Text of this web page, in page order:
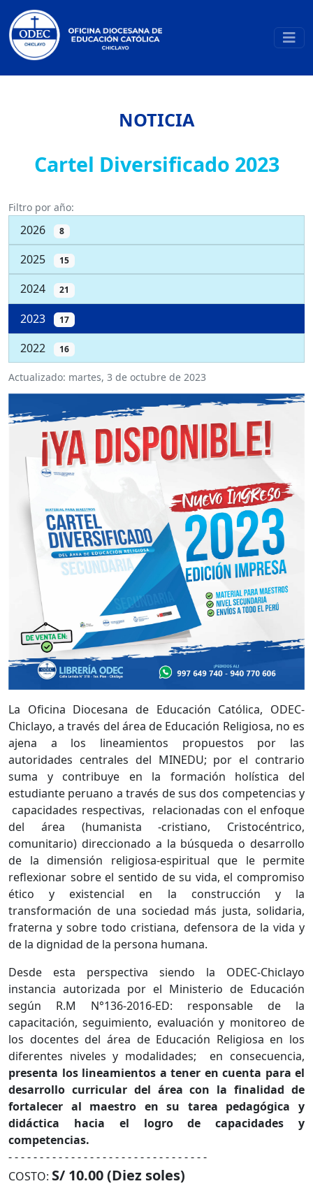
NOTICIA
Cartel Diversificado 2023
Filtro por año:
2026 8
2025 15
2024 21
2023 17
2022 16
Actualizado: martes, 3 de octubre de 2023
La Oficina Diocesana de Educación Católica, ODEC-
Chiclayo, a través del área de Educación Religiosa, no es
ajena a los lineamientos propuestos por las
autoridades centrales del MINEDU; por el contrario
suma y contribuye en la formación holística del
estudiante peruano a través de sus dos competencias y
capacidades respectivas, relacionadas con el enfoque
del área (humanista -cristiano, Cristocéntrico,
comunitario) direccionado a la búsqueda o desarrollo
de la dimensión religiosa-espiritual que le permite
reflexionar sobre el sentido de su vida, el compromiso
ético y existencial en la construcción y la
transformación de una sociedad más justa, solidaria,
fraterna y sobre todo cristiana, defensora de la vida y
de la dignidad de la persona humana.
Desde esta perspectiva siendo la ODEC-Chiclayo
instancia autorizada por el Ministerio de Educación
según R.M N°136-2016-ED: responsable de la
capacitación, seguimiento, evaluación y monitoreo de
los docentes del área de Educación Religiosa en los
diferentes niveles y modalidades; en consecuencia,
presenta los lineamientos a tener en cuenta para el
desarrollo curricular del área con la finalidad de
fortalecer al maestro en su tarea pedagógica y
didáctica hacia el logro de capacidades y
competencias.
- - - - - - - - - - - - - - - - - - - - - - - - - - - - - - - -
COSTO: S/ 10.00 (Diez soles)